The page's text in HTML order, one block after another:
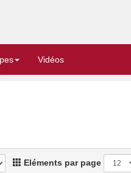
Vidéos
Eléments par page